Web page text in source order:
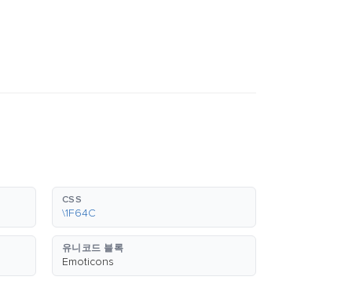
CSS
\1F64C
유니코드 블록
Emoticons